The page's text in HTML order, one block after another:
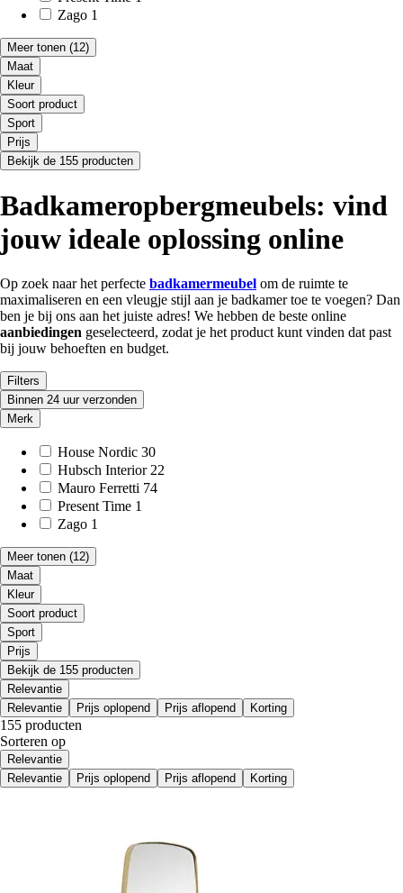
Zago 1
Meer tonen (12)
Maat
Kleur
Soort product
Sport
Prijs
Bekijk de 155 producten
Badkameropbergmeubels: vind
jouw ideale oplossing online
Op zoek naar het perfecte badkamermeubel om de ruimte te
maximaliseren en een vleugje stijl aan je badkamer toe te voegen? Dan
ben je bij ons aan het juiste adres! We hebben de beste online
aanbiedingen geselecteerd, zodat je het product kunt vinden dat past
bij jouw behoeften en budget.
Filters
Binnen 24 uur verzonden
Merk
House Nordic 30
Hubsch Interior 22
Mauro Ferretti 74
Present Time 1
Zago 1
Meer tonen (12)
Maat
Kleur
Soort product
Sport
Prijs
Bekijk de 155 producten
Relevantie
Relevantie
Prijs oplopend Prijs aflopend Korting
155 producten
Sorteren op
Relevantie
Relevantie
Prijs oplopend Prijs aflopend Korting